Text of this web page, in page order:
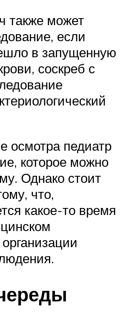
также может
если
в запущенную
соскреб с
осмотра педиатр
которое можно
Однако стоит
что,
какое-то время